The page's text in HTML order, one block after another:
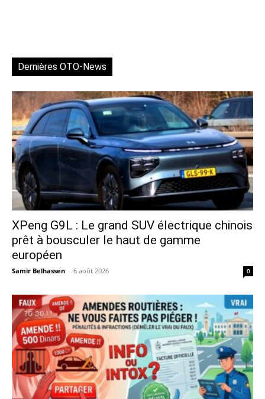
Dernières OTO-News
XPeng G9L : Le grand SUV électrique chinois
prêt à bousculer le haut de gamme
européen
Samir Belhassen - 6 août 2026 0